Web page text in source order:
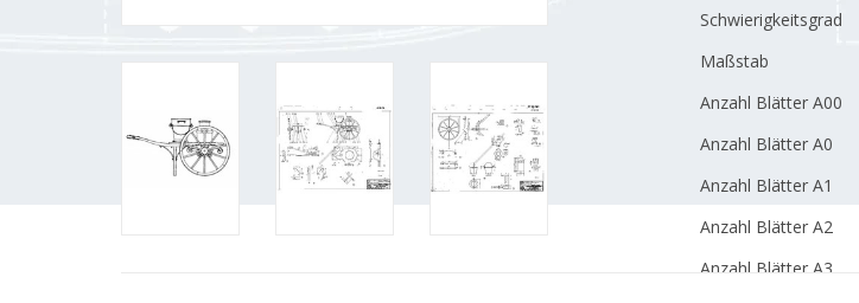
Schwierigkeitsgrad
Maßstab
Anzahl Blätter A00
Anzahl Blätter A0
Anzahl Blätter A1
Anzahl Blätter A2
Anzahl Blätter A3